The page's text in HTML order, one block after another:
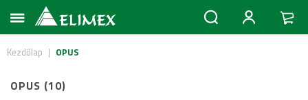
Kezdőlap | OPUS
OPUS (10)